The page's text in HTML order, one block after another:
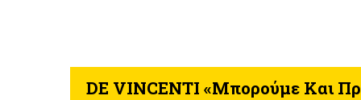
DE VINCENTI «Μπορούμε Και